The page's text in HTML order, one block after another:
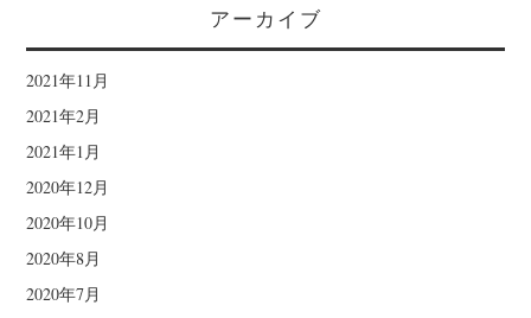
アーカイブ
2021年11月
2021年2月
2021年1月
2020年12月
2020年10月
2020年8月
2020年7月